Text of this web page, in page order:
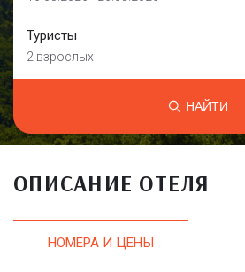
Туристы
2 взрослых
НАЙТИ
ОПИСАНИЕ ОТЕЛЯ
НОМЕРА И ЦЕНЫ